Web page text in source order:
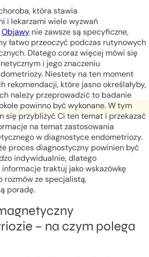
która stawia
i lekarzami wiele wyzwań
Objawy nie zawsze są specyficzne,
łatwo przeoczyć podczas rutynowych
Dlatego coraz więcej mówi się
i jego znaczeniu
Niestety na ten moment
rekomendacji, które jasno określałyby,
należy przeprowadzić to badanie
powinno być wykonane. W tym
się przybliżyć Ci ten temat i przekazać
na temat zastosowania
w diagnostyce endometriozy.
proces diagnostyczny powinien być
indywidualnie, dlatego
traktuj jako wskazówkę
rozmów ze specjalistą,
poradę.
– na czym polega